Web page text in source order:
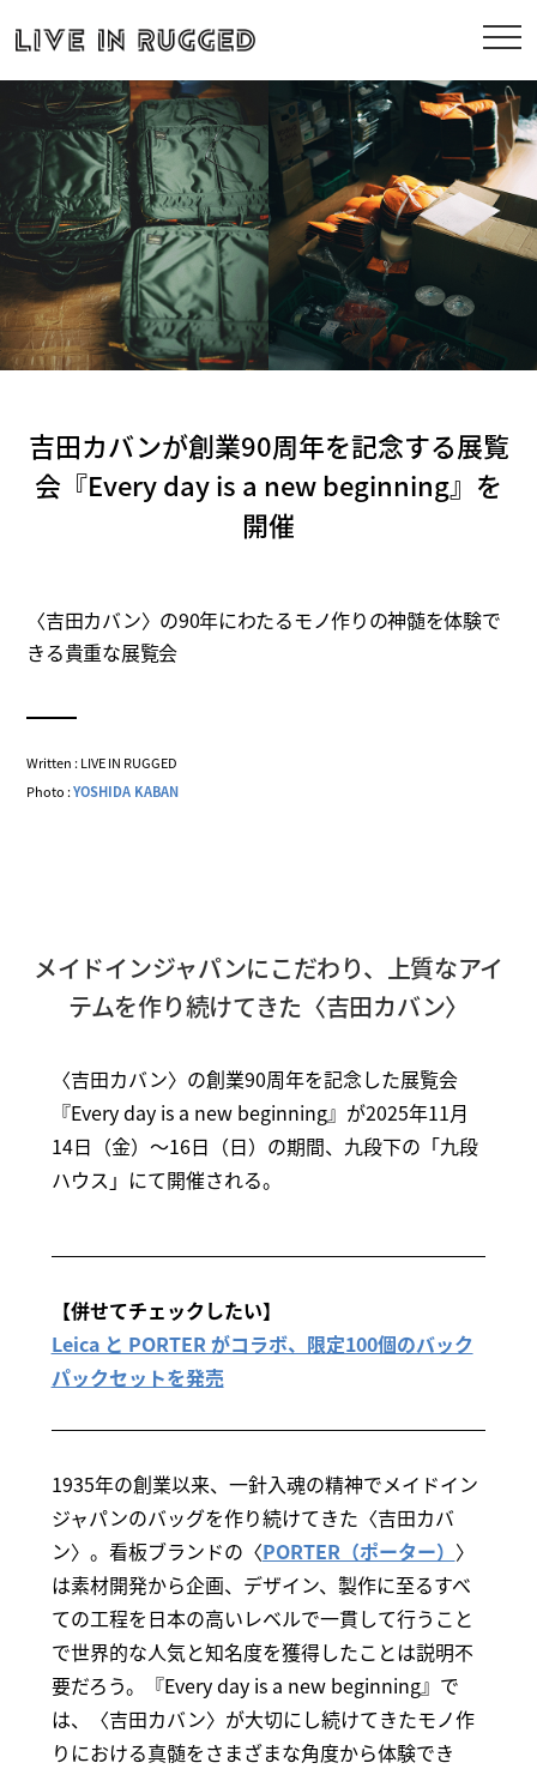
吉田カバンが創業90周年を記念する展覧
会『Every day is a new beginning』を
開催
〈吉田カバン〉の90年にわたるモノ作りの神髄を体験で
きる貴重な展覧会
Written : LIVE IN RUGGED
Photo :YOSHIDA KABAN
メイドインジャパンにこだわり、上質なアイ
テムを作り続けてきた〈吉田カバン〉
〈吉田カバン〉の創業90周年を記念した展覧会
『Every day is a new beginning』が2025年11月
14日（金）～16日（日）の期間、九段下の「九段
ハウス」にて開催される。
【併せてチェックしたい】
Leica と PORTER がコラボ、限定100個のバック
パックセットを発売
1935年の創業以来、一針入魂の精神でメイドイン
ジャパンのバッグを作り続けてきた〈吉田カバ
ン〉。看板ブランドの〈PORTER（ポーター） 〉
は素材開発から企画、デザイン、製作に至るすべ
ての工程を日本の高いレベルで一貫して行うこと
で世界的な人気と知名度を獲得したことは説明不
要だろう。『Every day is a new beginning』で
は、〈吉田カバン〉が大切にし続けてきたモノ作
りにおける真髄をさまざまな角度から体験でき